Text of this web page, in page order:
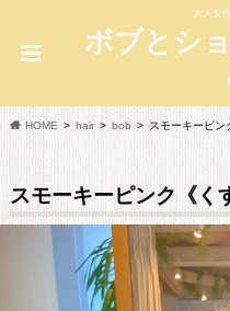
大人女
ボブとシ
HOME hair bob スモーキーピン
スモーキーピンク《く